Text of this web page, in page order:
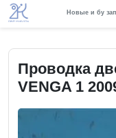
Новые и бу
Проводка
VENGA 1